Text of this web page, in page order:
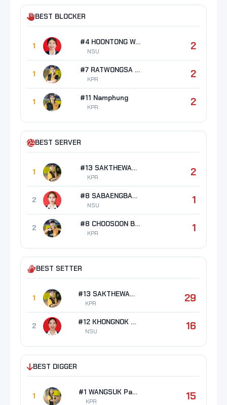
BEST BLOCKER
1 #4 HOONTONG Warinit
NSU 2
1 #7 RATWONGSA Phatcharaphon
KPR 2
1 #11 Namphung
KPR 2
BEST SERVER
1 #13 SAKTHEWAN Chonlada
KPR 2
2 #8 SABAENGBAN Chanoknan
NSU 1
2 #8 CHOOSOON Boonsita
KPR 1
BEST SETTER
1 #13 SAKTHEWAN Chonlada
KPR 29
2 #12 KHONGNOK Panthita
NSU 16
BEST DIGGER
1 #1 WANGSUK Panisara
KPR 15